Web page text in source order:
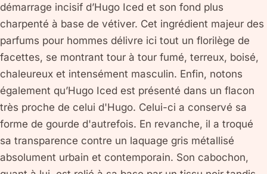
démarrage incisif d’Hugo Iced et son fond plus
charpenté à base de vétiver. Cet ingrédient majeur des
parfums pour hommes délivre ici tout un florilège de
facettes, se montrant tour à tour fumé, terreux, boisé,
chaleureux et intensément masculin. Enfin, notons
également qu’Hugo Iced est présenté dans un flacon
très proche de celui d'Hugo. Celui-ci a conservé sa
forme de gourde d'autrefois. En revanche, il a troqué
sa transparence contre un laquage gris métallisé
absolument urbain et contemporain. Son cabochon,